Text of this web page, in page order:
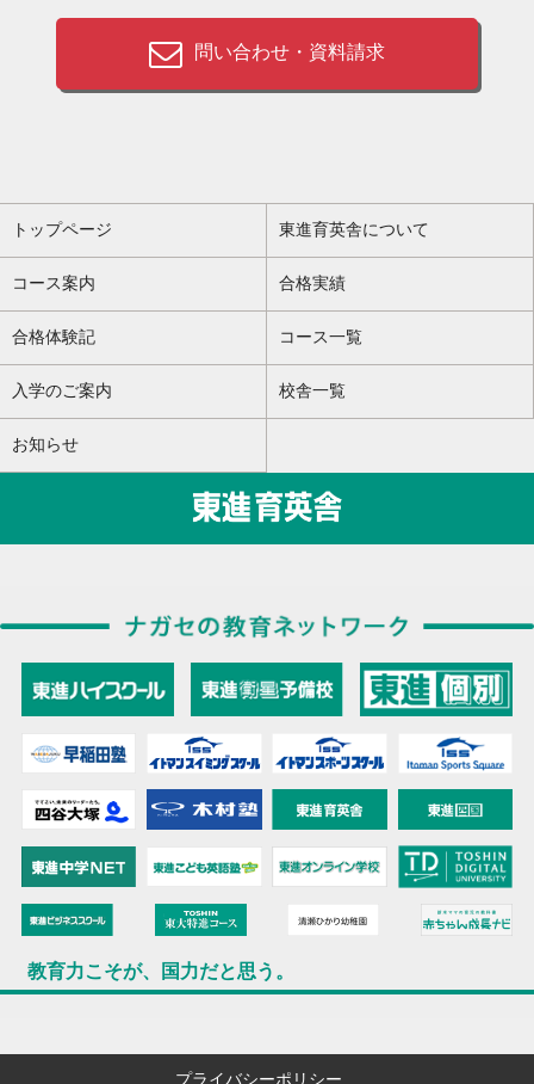
問い合わせ・資料請求
トップページ 東進育英舎について
コース案内 合格実績
合格体験記 コース一覧
入学のご案内 校舎一覧
お知らせ
教育力こそが、国力だと思う。
プライバシーポリシー